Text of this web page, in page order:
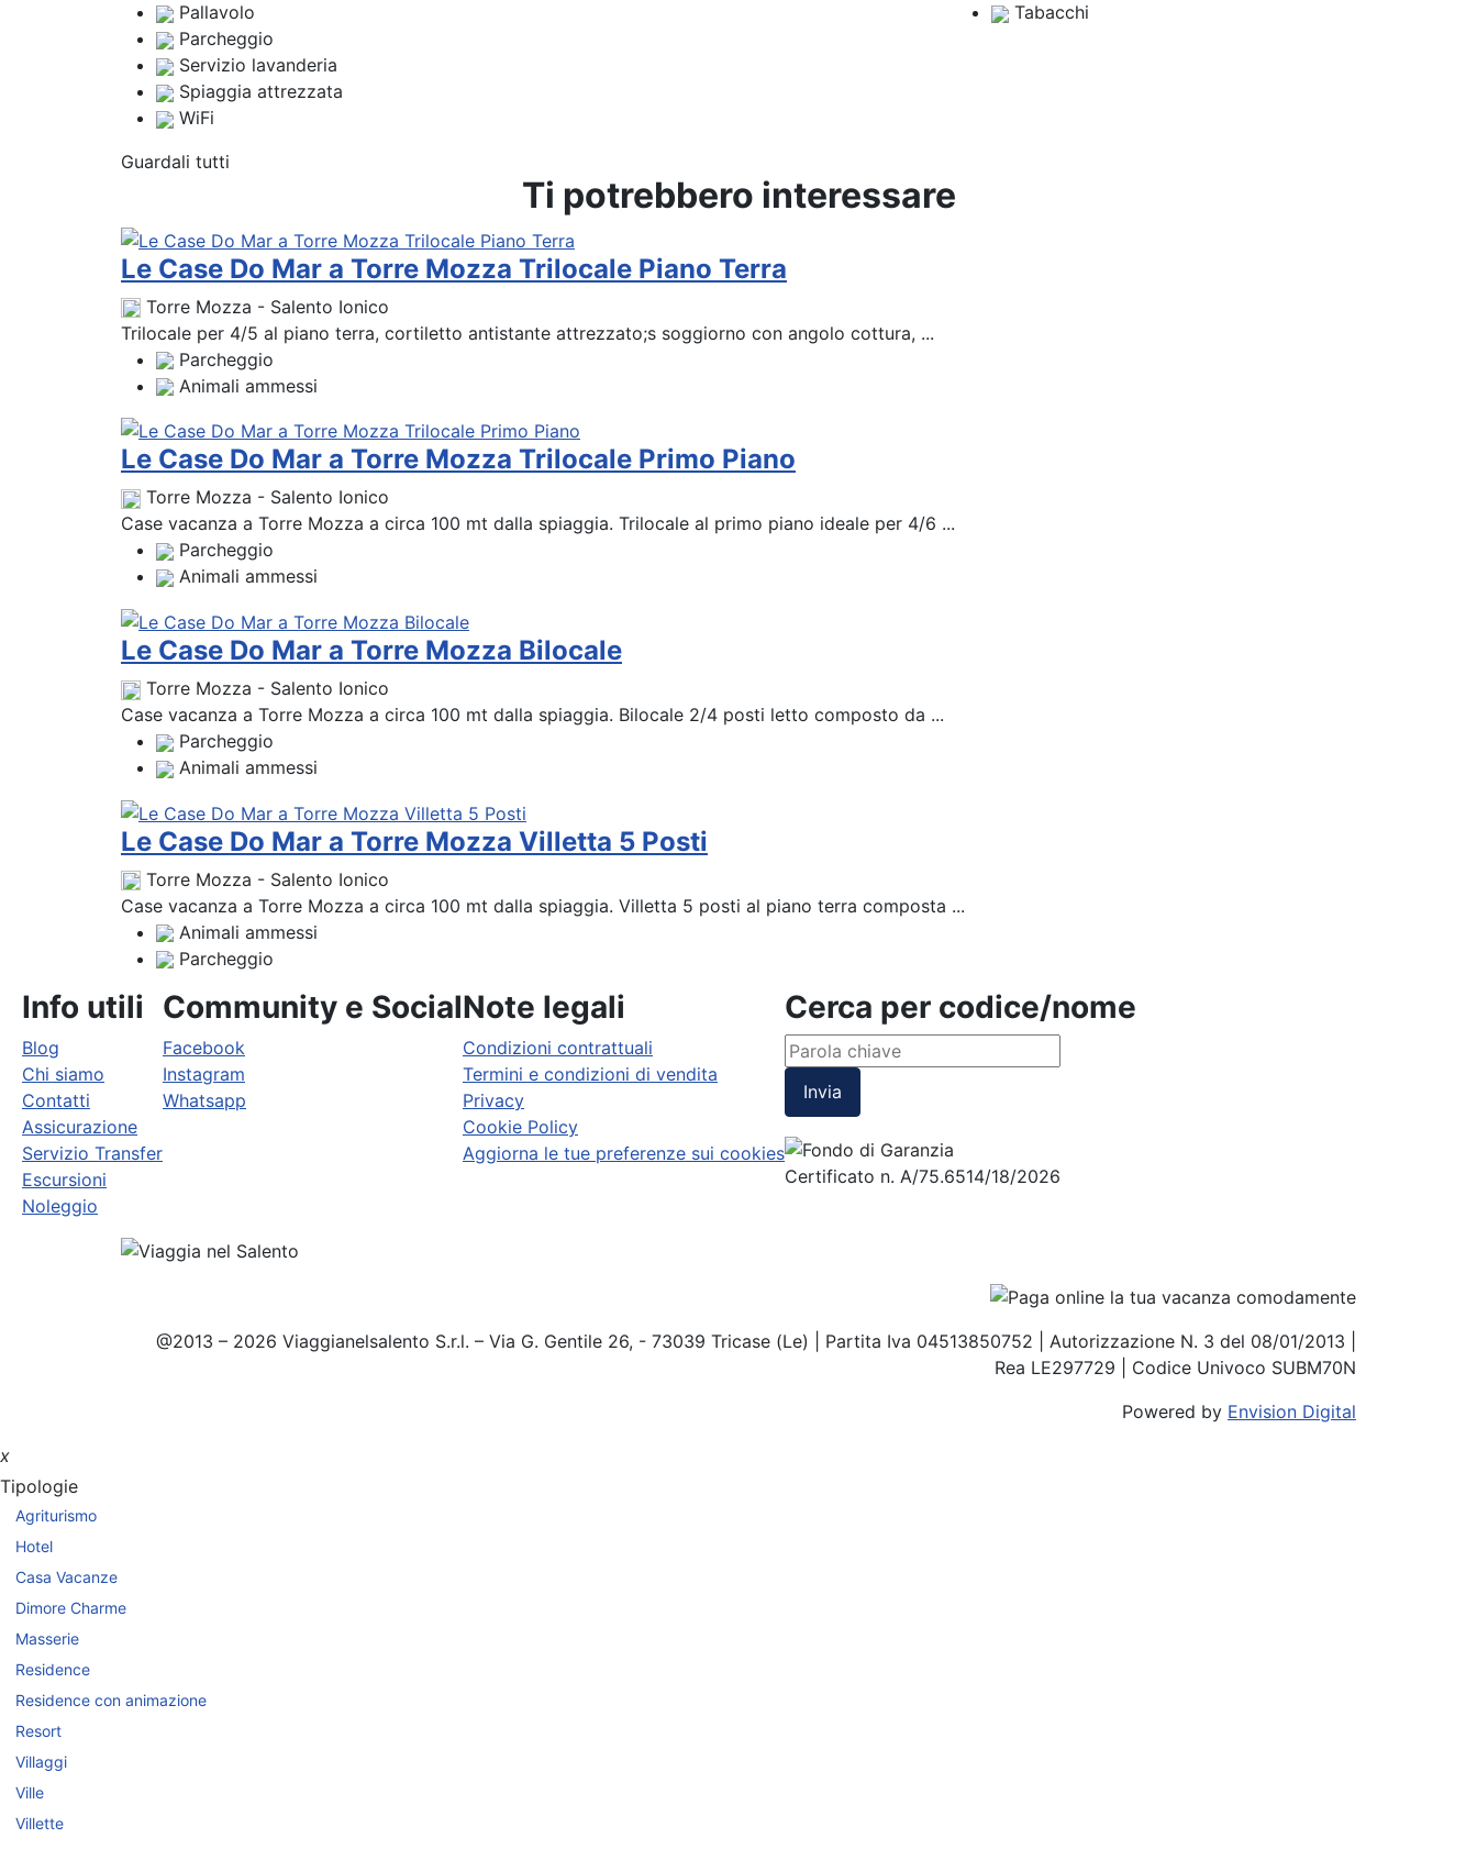
Pallavolo
Parcheggio
Servizio lavanderia
Spiaggia attrezzata
WiFi
Tabacchi
Guardali tutti
Ti potrebbero interessare
Le Case Do Mar a Torre Mozza Trilocale Piano Terra
Torre Mozza - Salento Ionico
Trilocale per 4/5 al piano terra, cortiletto antistante attrezzato;s soggiorno con angolo cottura, ...
Parcheggio
Animali ammessi
Le Case Do Mar a Torre Mozza Trilocale Primo Piano
Torre Mozza - Salento Ionico
Case vacanza a Torre Mozza a circa 100 mt dalla spiaggia. Trilocale al primo piano ideale per 4/6 ...
Parcheggio
Animali ammessi
Le Case Do Mar a Torre Mozza Bilocale
Torre Mozza - Salento Ionico
Case vacanza a Torre Mozza a circa 100 mt dalla spiaggia. Bilocale 2/4 posti letto composto da ...
Parcheggio
Animali ammessi
Le Case Do Mar a Torre Mozza Villetta 5 Posti
Torre Mozza - Salento Ionico
Case vacanza a Torre Mozza a circa 100 mt dalla spiaggia. Villetta 5 posti al piano terra composta ...
Animali ammessi
Parcheggio
Info utili
Blog
Chi siamo
Contatti
Assicurazione
Servizio Transfer
Escursioni
Noleggio
Community e Social
Facebook
Instagram
Whatsapp
Note legali
Condizioni contrattuali
Termini e condizioni di vendita
Privacy
Cookie Policy
Aggiorna le tue preferenze sui cookies
Cerca per codice/nome
Invia
Certificato n. A/75.6514/18/2026
@2013 – 2026 Viaggianelsalento S.r.l. – Via G. Gentile 26, - 73039 Tricase (Le) | Partita Iva 04513850752 | Autorizzazione N. 3 del 08/01/2013 |
Rea LE297729 | Codice Univoco SUBM70N
Powered by Envision Digital
x
Tipologie
Agriturismo
Hotel
Casa Vacanze
Dimore Charme
Masserie
Residence
Residence con animazione
Resort
Villaggi
Ville
Villette